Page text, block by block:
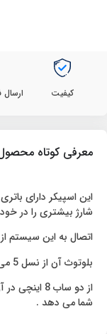
کیفیت
معرفی کوتاه
این اسپیکر دارای
شارژ بیشتری را در
اتصال به این سیستم از USB/BT/AUX/FM/SD CARD قابل انجام است
بلوتوث آن از نسل 5 می باشد و تا شعاع 10 متری قابل اتصال می باشد.
شما می دهد .